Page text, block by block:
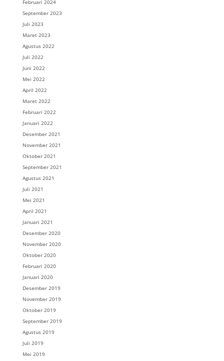
Februari 2024
September 2023
Juli 2023
Maret 2023
Agustus 2022
Juli 2022
Juni 2022
Mei 2022
April 2022
Maret 2022
Februari 2022
Januari 2022
Desember 2021
November 2021
Oktober 2021
September 2021
Agustus 2021
Juli 2021
Mei 2021
April 2021
Januari 2021
Desember 2020
November 2020
Oktober 2020
Februari 2020
Januari 2020
Desember 2019
November 2019
Oktober 2019
September 2019
Agustus 2019
Juli 2019
Mei 2019